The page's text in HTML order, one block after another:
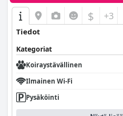
$ +3
Tiedot
Kategoriat
Koiraystävällinen
Ilmainen Wi-Fi
Pysäköinti